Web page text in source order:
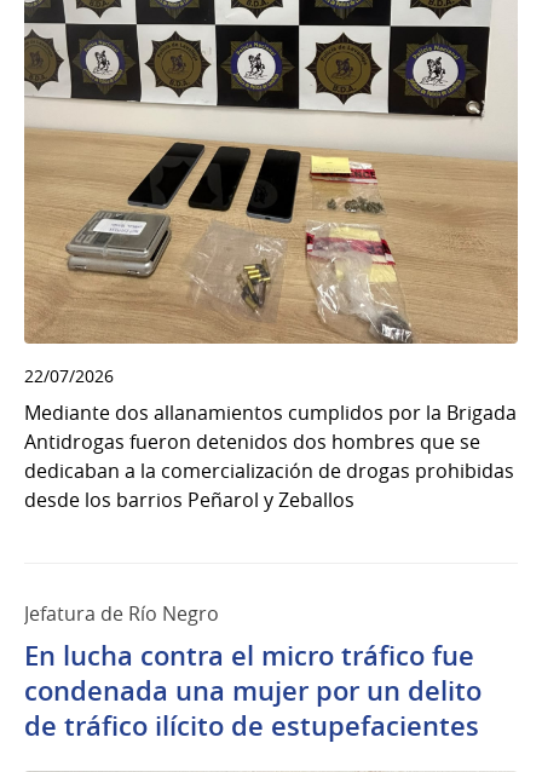
22/07/2026
Mediante dos allanamientos cumplidos por la Brigada
Antidrogas fueron detenidos dos hombres que se
dedicaban a la comercialización de drogas prohibidas
desde los barrios Peñarol y Zeballos
Jefatura de Río Negro
En lucha contra el micro tráfico fue
condenada una mujer por un delito
de tráfico ilícito de estupefacientes